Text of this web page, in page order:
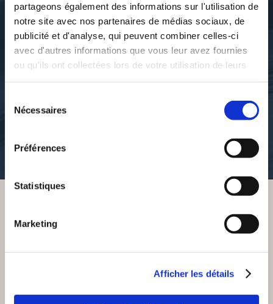
partageons également des informations sur l'utilisation de
notre site avec nos partenaires de médias sociaux, de
publicité et d'analyse, qui peuvent combiner celles-ci
avec d'autres informations que vous leur avez fournies
ou qu'ils ont collectées lors de votre utilisation de leurs
Nécessaires
Préférences
Statistiques
Marketing
Afficher les détails
13€00
VOUS AIMEREZ AUSSI